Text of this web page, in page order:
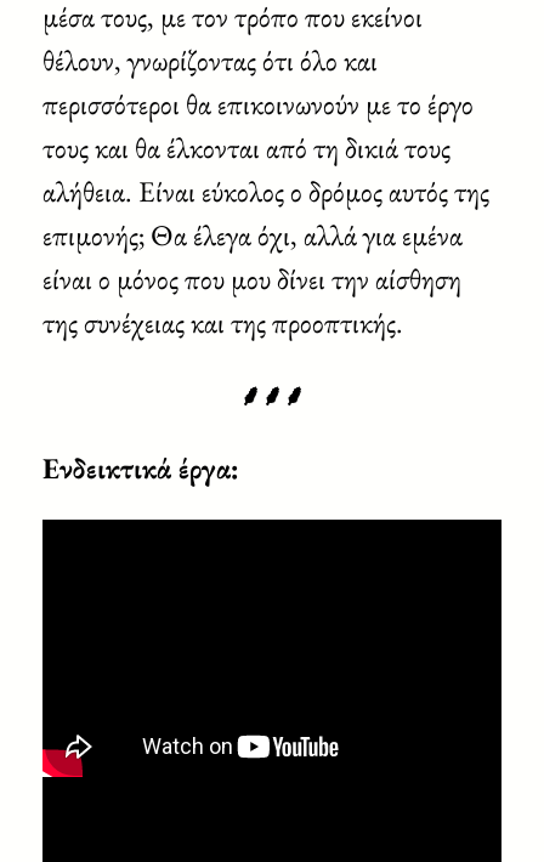
μέσα τους, με τον τρόπο που εκείνοι
θέλουν, γνωρίζοντας ότι όλο και
περισσότεροι θα επικοινωνούν με το έργο
τους και θα έλκονται από τη δικιά τους
αλήθεια. Είναι εύκολος ο δρόμος αυτός της
επιμονής; Θα έλεγα όχι, αλλά για εμένα
είναι ο μόνος που μου δίνει την αίσθηση
της συνέχειας και της προοπτικής.
⸙⸙⸙
Ενδεικτικά έργα: